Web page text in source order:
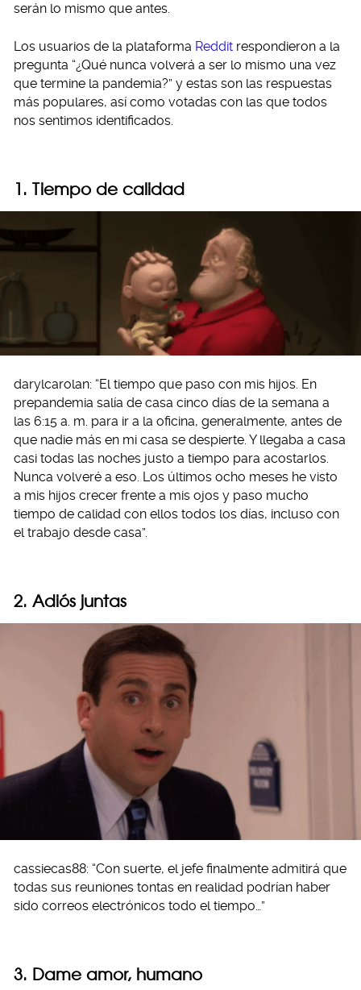
serán lo mismo que antes.
Los usuarios de la plataforma Reddit respondieron a la
pregunta “¿Qué nunca volverá a ser lo mismo una vez
que termine la pandemia?” y estas son las respuestas
más populares, así como votadas con las que todos
nos sentimos identificados.
1. Tiempo de calidad
darylcarolan: “El tiempo que paso con mis hijos. En
prepandemia salía de casa cinco días de la semana a
las 6:15 a. m. para ir a la oficina, generalmente, antes de
que nadie más en mi casa se despierte. Y llegaba a casa
casi todas las noches justo a tiempo para acostarlos.
Nunca volveré a eso. Los últimos ocho meses he visto
a mis hijos crecer frente a mis ojos y paso mucho
tiempo de calidad con ellos todos los días, incluso con
el trabajo desde casa”.
2. Adiós juntas
cassiecas88: “Con suerte, el jefe finalmente admitirá que
todas sus reuniones tontas en realidad podrían haber
sido correos electrónicos todo el tiempo…”
3. Dame amor, humano